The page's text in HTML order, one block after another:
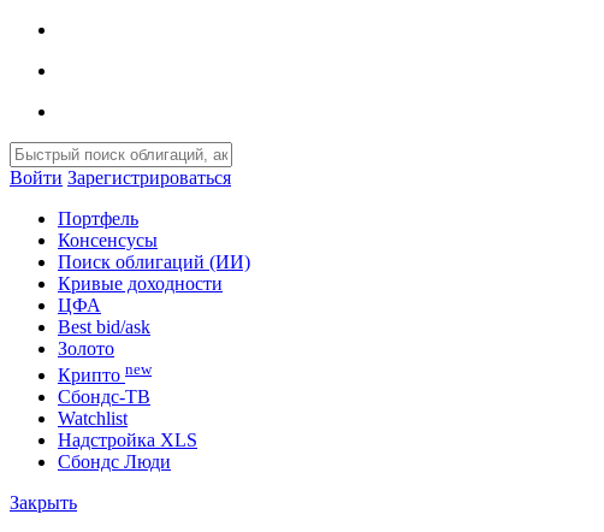
Войти Зарегистрироваться
Портфель
Консенсусы
Поиск облигаций (ИИ)
Кривые доходности
ЦФА
Best bid/ask
Золото
Крипто new
Сбондс-ТВ
Watchlist
Надстройка XLS
Сбондс Люди
Закрыть